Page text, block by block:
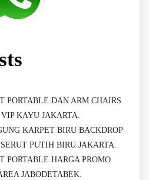
PORTABLE DAN ARM CHAIRS
KAYU JAKARTA.
KARPET BIRU BACKDROP
PUTIH BIRU JAKARTA.
PORTABLE HARGA PROMO
JABODETABEK.